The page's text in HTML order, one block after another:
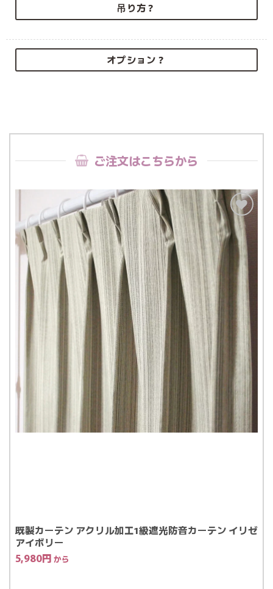
吊り方？
オプション？
ご注文はこちらから
お気
に入
りに
追加
既製カーテン アクリル加工1級遮光防音カーテン イリゼ
アイボリー
5,980円